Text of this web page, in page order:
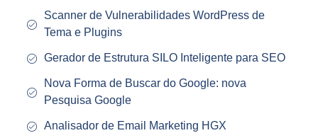
Scanner de Vulnerabilidades WordPress de
Tema e Plugins
Gerador de Estrutura SILO Inteligente para SEO
Nova Forma de Buscar do Google: nova
Pesquisa Google
Analisador de Email Marketing HGX